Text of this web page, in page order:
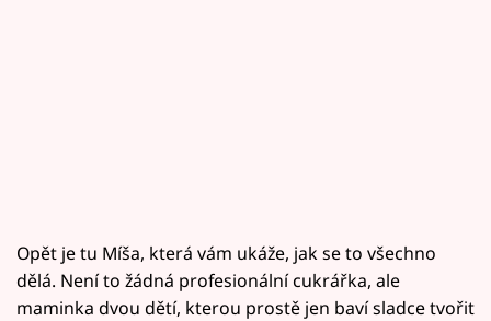
Opět je tu Míša, která vám ukáže, jak se to všechno
dělá. Není to žádná profesionální cukrářka, ale
maminka dvou dětí, kterou prostě jen baví sladce tvořit